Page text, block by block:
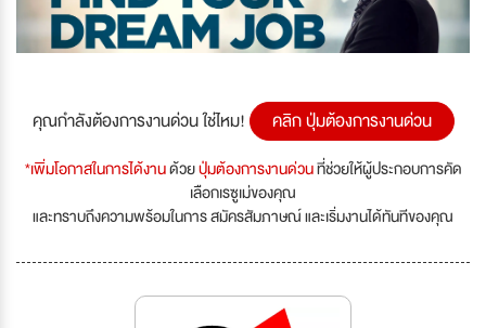
คุณกำลังต้องการงานด่วน ใช่ไหม! คลิก ปุ่มต้องการงานด่วน
*เพิ่มโอกาสในการได้งานด้วยปุ่มต้องการงานด่วนที่ช่วยให้ผู้ประกอบการคัด
เลือกเรซูเม่ของคุณ
และทราบถึงความพร้อมในการ สมัครสัมภาษณ์ และเริ่มงานได้ทันทีของคุณ